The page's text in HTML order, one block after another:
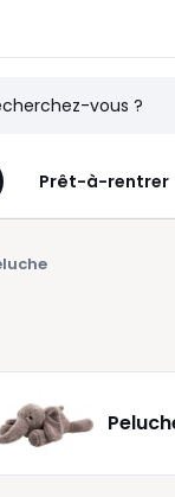
Prêt-à-rentrer